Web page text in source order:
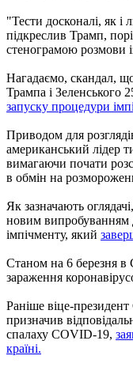
"Тести досконалі, як і
підкреслив Трамп,
стенограмою розмови
Нагадаємо, скандал,
Трампа і Зеленського
запуску процедури
Приводом для
американський лідер
вимагаючи почати
в обмін на
Як зазначають
новим випробуванням
імпічменту, який
Станом на 6 березня в
зараження
Раніше віце-
призначив
спалаху COVID-19,
країні.